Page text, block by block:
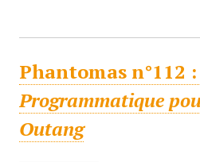
Phantomas n°112
Programmatique
Outang